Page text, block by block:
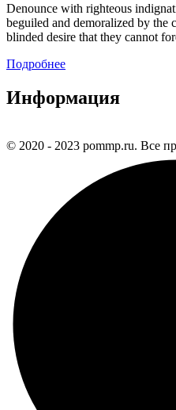
Denounce with righteous
beguiled and demoralized by the
blinded desire that they cannot
Подробнее
Информация
© 2020 - 2023 pommp.ru. Все